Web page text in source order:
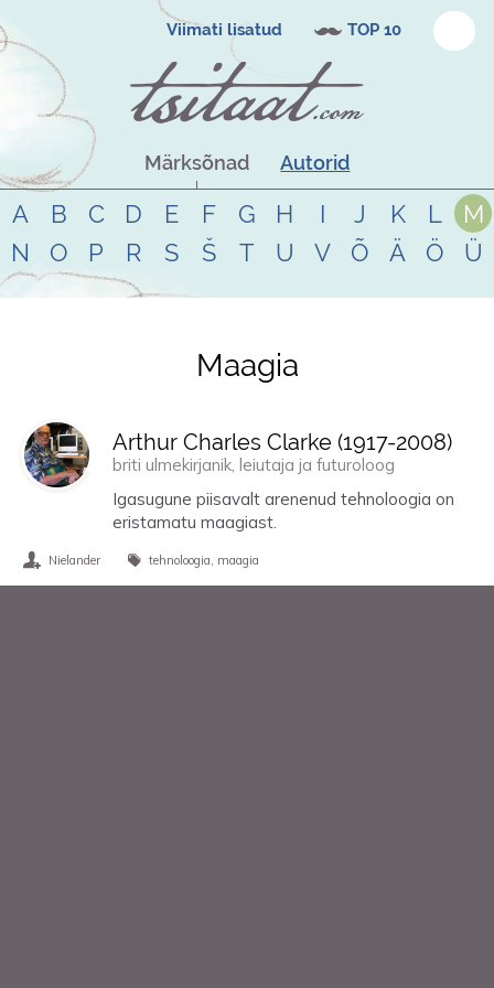
Viimati lisatud TOP 10
Märksõnad Autorid
A B C D E F G H I J K L
M
N
O P R S Š T U V Õ Ä Ö Ü
Tsitaadid teemalmaagia
Maagia
Arthur Charles Clarke (1917-2008)
briti ulmekirjanik, leiutaja ja futuroloog
Igasugune piisavalt arenenud tehnoloogia on
eristamatu maagiast.
Nielander tehnoloogia maagia